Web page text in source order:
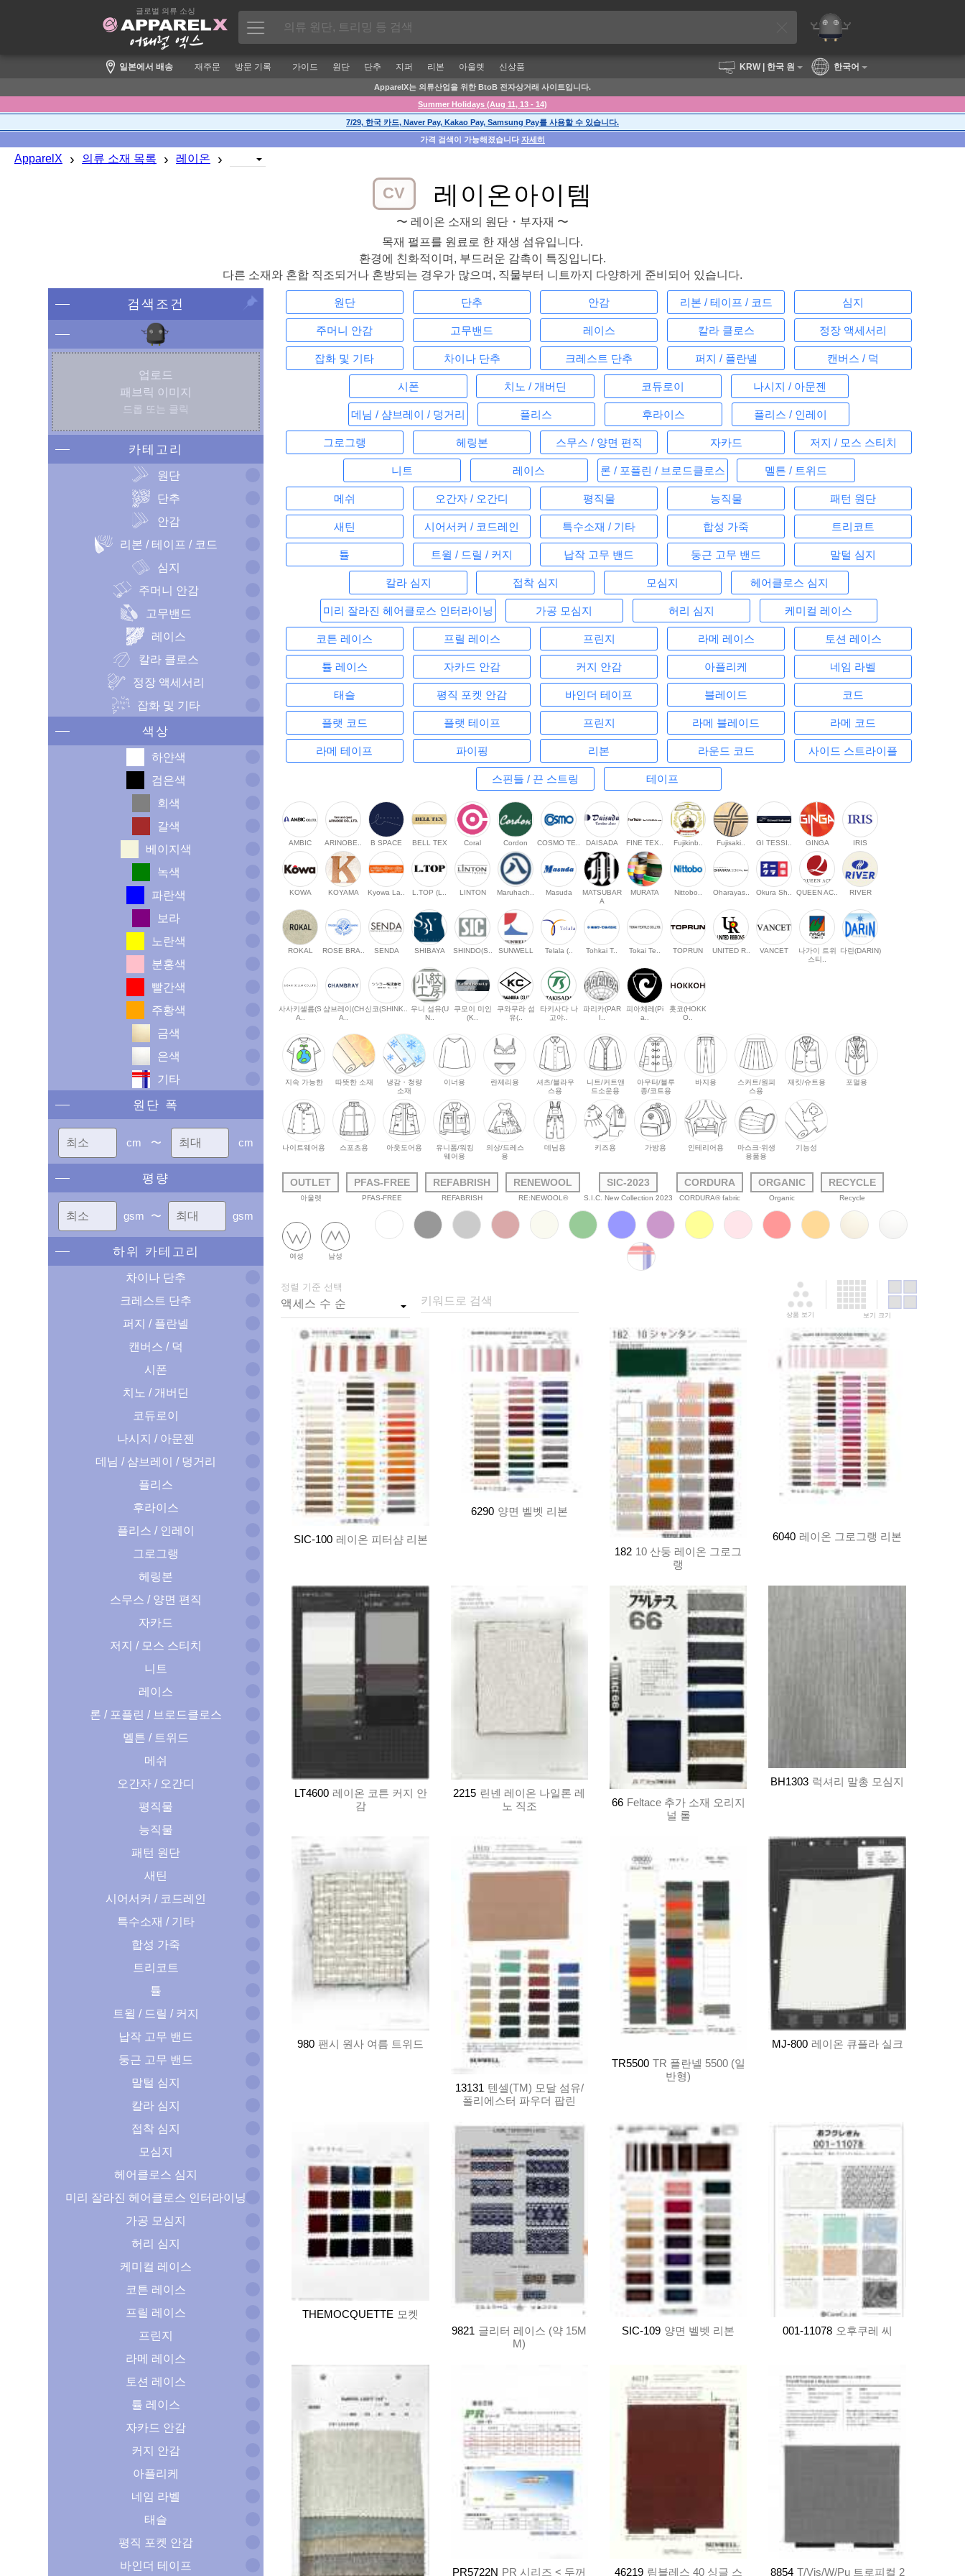
글로벌 의류 소싱
일본에서 배송 재주문 방문 기록 가이드 원단 단추 지퍼 리본 아울렛 신상품 KRW| 한국 원 한국어
ApparelX는 의류산업을 위한 BtoB 전자상거래 사이트입니다.
Summer Holidays (Aug 11, 13 - 14)
7/29, 한국 카드, Naver Pay, Kakao Pay, Samsung Pay를 사용할 수 있습니다.
가격 검색이 가능해졌습니다 자세히
ApparelX › 의류 소재 목록 › 레이온 ›
CV 레이온아이템
〜 레이온 소재의 원단・부자재 〜
목재 펄프를 원료로 한 재생 섬유입니다.
환경에 친화적이며, 부드러운 감촉이 특징입니다.
다른 소재와 혼합 직조되거나 혼방되는 경우가 많으며, 직물부터 니트까지 다양하게 준비되어 있습니다.
검색조건
업로드
패브릭 이미지
드롭 또는 클릭
카테고리
원단
단추
안감
리본 / 테이프 / 코드
심지
주머니 안감
고무밴드
레이스
칼라 클로스
정장 액세서리
잡화 및 기타
색상
하얀색
검은색
회색
갈색
베이지색
녹색
파란색
보라
노란색
분홍색
빨간색
주황색
금색
은색
기타
원단 폭
cm 〜 cm
평량
gsm 〜 gsm
하위 카테고리
차이나 단추
크레스트 단추
퍼지 / 플란넬
캔버스 / 덕
시폰
치노 / 개버딘
코듀로이
나시지 / 아문젠
데님 / 샴브레이 / 덩거리
플리스
후라이스
플리스 / 인레이
그로그랭
헤링본
스무스 / 양면 편직
자카드
저지 / 모스 스티치
니트
레이스
론 / 포플린 / 브로드클로스
멜튼 / 트위드
메쉬
오간자 / 오간디
평직물
능직물
패턴 원단
새틴
시어서커 / 코드레인
특수소재 / 기타
합성 가죽
트리코트
튤
트윌 / 드릴 / 커지
납작 고무 밴드
둥근 고무 밴드
말털 심지
칼라 심지
접착 심지
모심지
헤어클로스 심지
미리 잘라진 헤어클로스 인터라이닝
가공 모심지
허리 심지
케미컬 레이스
코튼 레이스
프릴 레이스
프린지
라메 레이스
토션 레이스
튤 레이스
자카드 안감
커지 안감
아플리케
네임 라벨
태슬
평직 포켓 안감
바인더 테이프
원단 단추 안감 리본 / 테이프 / 코드 심지
주머니 안감 고무밴드 레이스 칼라 클로스 정장 액세서리
잡화 및 기타 차이나 단추 크레스트 단추 퍼지 / 플란넬 캔버스 / 덕
시폰 치노 / 개버딘 코듀로이 나시지 / 아문젠
데님 / 샴브레이 / 덩거리 플리스 후라이스 플리스 / 인레이
그로그랭 헤링본 스무스 / 양면 편직 자카드 저지 / 모스 스티치
니트 레이스 론 / 포플린 / 브로드클로스 멜튼 / 트위드
메쉬 오간자 / 오간디 평직물 능직물 패턴 원단
새틴 시어서커 / 코드레인 특수소재 / 기타 합성 가죽 트리코트
튤 트윌 / 드릴 / 커지 납작 고무 밴드 둥근 고무 밴드 말털 심지
칼라 심지 접착 심지 모심지 헤어클로스 심지
미리 잘라진 헤어클로스 인터라이닝 가공 모심지 허리 심지 케미컬 레이스
코튼 레이스 프릴 레이스 프린지 라메 레이스 토션 레이스
튤 레이스 자카드 안감 커지 안감 아플리케 네임 라벨
태슬 평직 포켓 안감 바인더 테이프 블레이드 코드
플랫 코드 플랫 테이프 프린지 라메 블레이드 라메 코드
라메 테이프 파이핑 리본 라운드 코드 사이드 스트라이플
스핀들 / 끈 스트링 테이프
AMBIC ARINOBE.. B SPACE BELL TEX Coral Cordon COSMO TE.. DAISADA FINE TEX.. Fujikinb.. Fujisaki.. GI TESSI.. GINGA IRIS
KOWA KOYAMA Kyowa La.. L.TOP (L.. LINTON Maruhach.. Masuda
MATSUBAR
A
MURATA Nittobo.. Oharayas.. Okura Sh.. QUEEN AC.. RIVER
ROKAL ROSE BRA.. SENDA SHIBAYA SHINDO(S.. SUNWELL Telala (.. Tohkai T.. Tokai Te.. TOPRUN UNITED R.. VANCET
나가이 트위
스티..
다린(DARIN)
사사키셀름(S
A..
샴브레이(CH
A..
신코(SHINK..
우니 섬유(U
N..
쿠모이 미인
(K..
쿠와무라 섬
유(..
타키사다 나
고야..
파리카(PAR
I..
피아체레(Pi
a..
홋코(HOKK
O..
지속 가능한 따뜻한 소재
냉감・청량
소재
이너용 란제리용
셔츠/블라우
스용
니트/커트앤
드소운용
아우터/블루
종/코트용
바지용
스커트/원피
스용
재킷/슈트용 포멀용
나이트웨어용 스포츠용 아웃도어용
유니폼/워킹
웨어용
의상/드레스
용
데님용 키즈용 가방용 인테리어용
마스크·위생
용품용
기능성
OUTLET
아울렛
PFAS-FREE
PFAS-FREE
REFABRISH
REFABRISH
RENEWOOL
RE:NEWOOL®
SIC-2023
S.I.C. New Collection 2023
CORDURA
CORDURA® fabric
ORGANIC
Organic
RECYCLE
Recycle
여성 남성
정렬 기준 선택
키워드로 검색
상품 보기 보기 크기
SIC-100 레이온 피터샴 리본
6290 양면 벨벳 리본
182 10 산둥 레이온 그로그
랭
6040 레이온 그로그랭 리본
LT4600 레이온 코튼 커지 안
감
2215 린넨 레이온 나일론 레
노 직조
66 Feltace 추가 소재 오리지
널 롤
BH1303 럭셔리 말총 모심지
980 팬시 원사 여름 트위드
13131 텐셀(TM) 모달 섬유/
폴리에스터 파우더 팝린
TR5500 TR 플란넬 5500 (일
반형)
MJ-800 레이온 큐플라 실크
THEMOCQUETTE 모켓
9821 글리터 레이스 (약 15M
M)
SIC-109 양면 벨벳 리본 001-11078 오후쿠레 씨
PR5722N PR 시리즈 < 두꺼 46219 림블레스 40 싱글 스 8854 T/Vis/W/Pu 트로피컬 2